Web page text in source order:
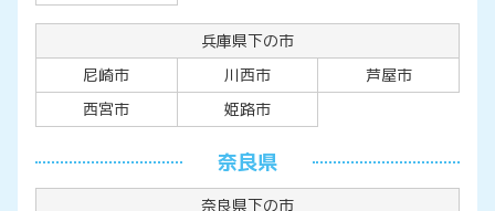
兵庫県下の市
尼崎市
川西市
芦屋市
西宮市
姫路市
奈良県
奈良県下の市